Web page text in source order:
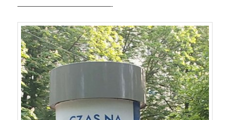
——————————————-